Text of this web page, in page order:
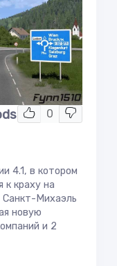
0
4.1, в котором
к краху на
Санкт-Михаэль
новую
и 2